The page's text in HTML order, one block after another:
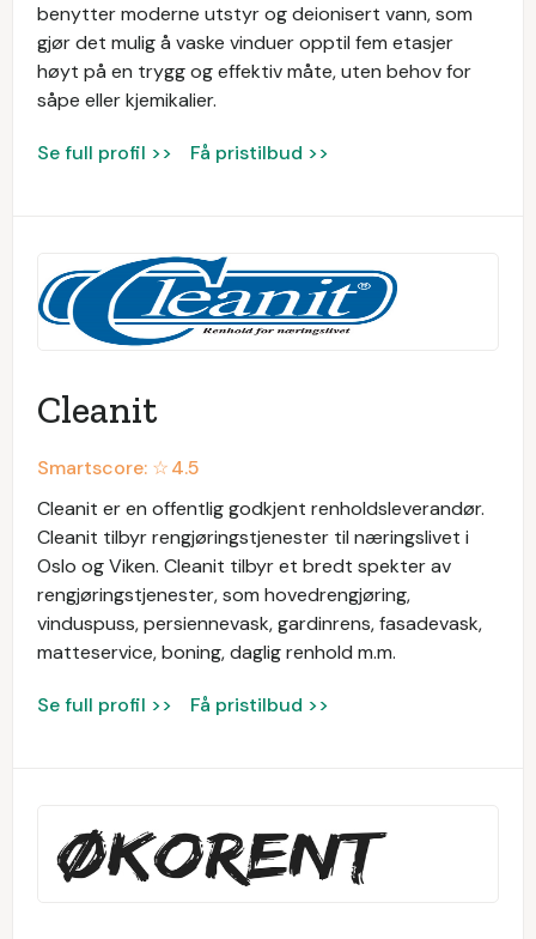
benytter moderne utstyr og deionisert vann, som
gjør det mulig å vaske vinduer opptil fem etasjer
høyt på en trygg og effektiv måte, uten behov for
såpe eller kjemikalier.
Se full profil >> Få pristilbud >>
Cleanit
Smartscore: ☆4.5
Cleanit er en offentlig godkjent renholdsleverandør.
Cleanit tilbyr rengjøringstjenester til næringslivet i
Oslo og Viken. Cleanit tilbyr et bredt spekter av
rengjøringstjenester, som hovedrengjøring,
vinduspuss, persiennevask, gardinrens, fasadevask,
matteservice, boning, daglig renhold m.m.
Se full profil >> Få pristilbud >>